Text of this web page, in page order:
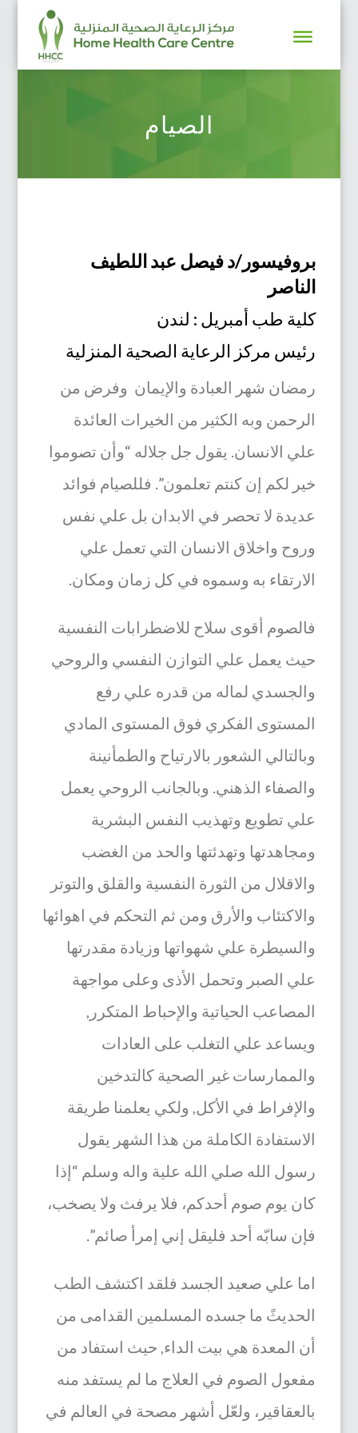
الصيام
بروفيسور/د فيصل عبد اللطيف
الناصر
كلية طب أمبريل : لندن
رئيس مركز الرعاية الصحية المنزلية
رمضان شهر العبادة والإيمان وفرض من
الرحمن وبه الكثير من الخيرات العائدة
علي الانسان. يقول جل جلاله “وأن تصوموا
خير لكم إن كنتم تعلمون”. فللصيام فوائد
عديدة لا تحصر في الابدان بل علي نفس
وروح واخلاق الانسان التي تعمل علي
الارتقاء به وسموه في كل زمان ومكان.
فالصوم أقوى سلاح للاضطرابات النفسية
حيث يعمل علي التوازن النفسي والروحي
والجسدي لماله من قدره علي رفع
المستوى الفكري فوق المستوى المادي
وبالتالي الشعور بالارتياح والطمأنينة
والصفاء الذهني. وبالجانب الروحي يعمل
علي تطويع وتهذيب النفس البشرية
ومجاهدتها وتهدئتها والحد من الغضب
والاقلال من الثورة النفسية والقلق والتوتر
والاكتئاب والأرق ومن ثم التحكم في اهوائها
والسيطرة علي شهواتها وزيادة مقدرتها
علي الصبر وتحمل الأذى وعلى مواجهة
المصاعب الحياتية والإحباط المتكرر,
ويساعد علي التغلب على العادات
والممارسات غير الصحية كالتدخين
والإفراط في الأكل, ولكي يعلمنا طريقة
الاستفادة الكاملة من هذا الشهر يقول
رسول الله صلي الله علية واله وسلم “إذا
كان يوم صوم أحدكم، فلا يرفث ولا يصخب،
فإن سابّه أحد فليقل إني إمرأ صائم”.
اما علي صعيد الجسد فلقد اكتشف الطب
الحديثً ما جسده المسلمين القدامى من
أن المعدة هي بيت الداء, حيث استفاد من
مفعول الصوم في العلاج ما لم يستفد منه
بالعقاقير، ولعّل أشهر مصحة في العالم في